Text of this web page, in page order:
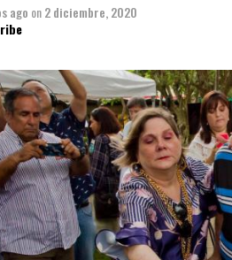
ago on2 diciembre, 2020